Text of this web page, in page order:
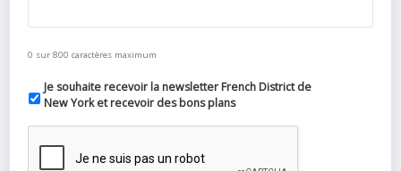
0 sur 800 caractères maximum
Je souhaite recevoir la newsletter French District de
New York et recevoir des bons plans